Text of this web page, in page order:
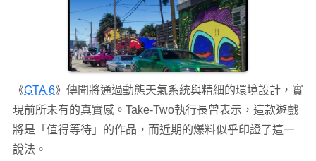
《GTA 6》傳聞將通過動態天氣系統與精細的環境設計，實
現前所未有的真實感。Take-Two執行長曾表示，這款遊戲
將是「值得等待」的作品，而近期的爆料似乎印證了這一
說法。